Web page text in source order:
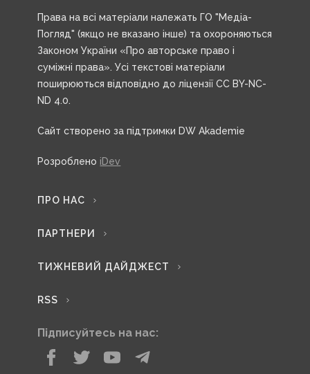
Права на всі матеріали належать ГО "Медіа-
Погляд" (якщо не вказано інше) та охороняються
Законом України «Про авторське право і
суміжні права». Усі текстові матеріали
поширюються відповідно до ліцензії CC BY-NC-
ND 4.0.
Сайт створено за підтримки DW Akademie
Розроблено iDev
ПРО НАС
ПАРТНЕРИ
ТИЖНЕВИЙ ДАЙДЖЕСТ
RSS
Підписуйтесь на нас: